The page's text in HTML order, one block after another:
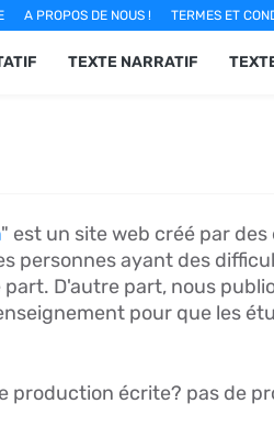
A PROPOS DE NOUS ! TERMES ET
TEXTE NARRATIF
" est un site web créé par
personnes ayant des
D'autre part, nous
pour que les
production écrite? pas de